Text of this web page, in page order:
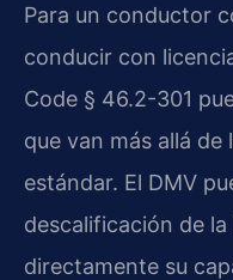
Para un conductor
conducir con
Code § 46.2-301
que van más allá de
estándar. El DMV
descalificación de
directamente su